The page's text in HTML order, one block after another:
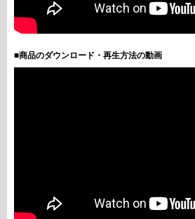
■商品のダウンロード・再生方法の動画